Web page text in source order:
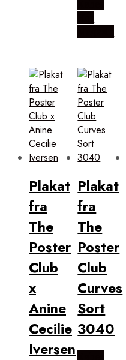
Plakat
fra
The
Poster
Club
x
Anine
Cecilie
Iversen
Plakat
fra
The
Poster
Club
Curves
Sort
3040